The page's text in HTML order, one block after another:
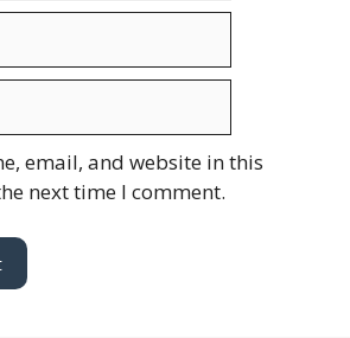
email, and website in this
next time I comment.